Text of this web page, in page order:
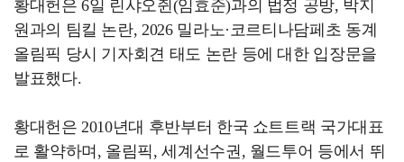
황대헌은 6일 린샤오쥔(임효준)과의 법정 공방, 박지
원과의 팀킬 논란, 2026 밀라노·코르티나담페초 동계
올림픽 당시 기자회견 태도 논란 등에 대한 입장문을
발표했다.
황대헌은 2010년대 후반부터 한국 쇼트트랙 국가대표
로 활약하며, 올림픽, 세계선수권, 월드투어 등에서 뛰